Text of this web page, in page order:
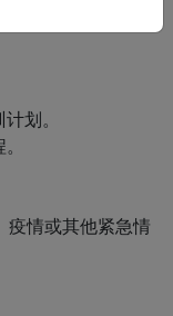
划。
疫情或其他紧急情